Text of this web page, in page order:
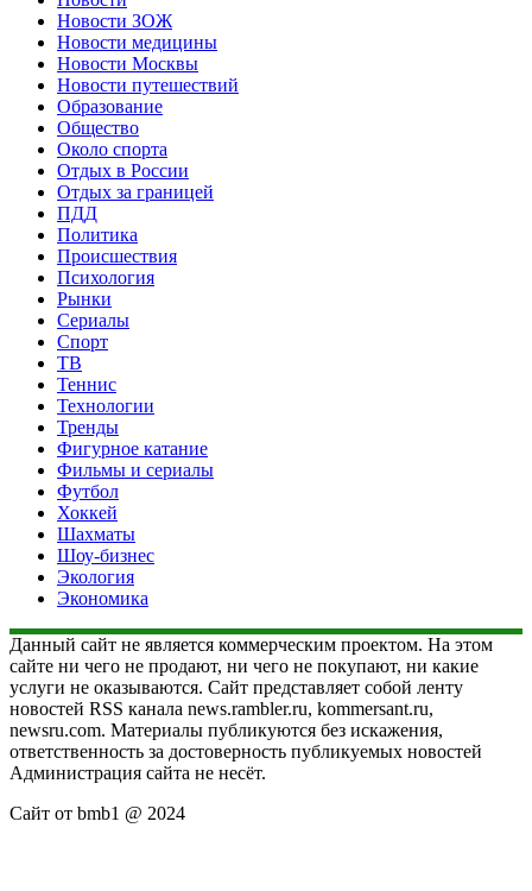
Новости ЗОЖ
Новости медицины
Новости Москвы
Новости путешествий
Образование
Общество
Около спорта
Отдых в России
Отдых за границей
ПДД
Политика
Происшествия
Психология
Рынки
Сериалы
Спорт
ТВ
Теннис
Технологии
Тренды
Фигурное катание
Фильмы и сериалы
Футбол
Хоккей
Шахматы
Шоу-бизнес
Экология
Экономика
Данный сайт не является коммерческим проектом. На этом
сайте ни чего не продают, ни чего не покупают, ни какие
услуги не оказываются. Сайт представляет собой ленту
новостей RSS канала news.rambler.ru, kommersant.ru,
newsru.com. Материалы публикуются без искажения,
ответственность за достоверность публикуемых новостей
Администрация сайта не несёт.
Сайт от bmb1 @ 2024